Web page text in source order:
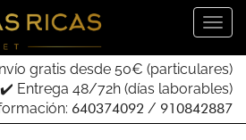
gratis desde 50€ (particulares)
✔️ Entrega 48/72h (días laborables)
640374092 / 910842887